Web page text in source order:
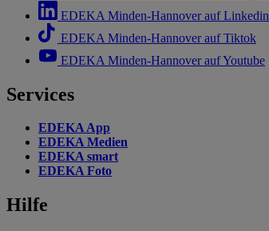
EDEKA Minden-Hannover auf Linkedin
EDEKA Minden-Hannover auf Tiktok
EDEKA Minden-Hannover auf Youtube
Services
EDEKA App
EDEKA Medien
EDEKA smart
EDEKA Foto
Hilfe